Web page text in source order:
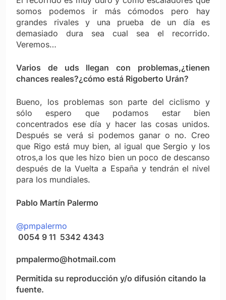
somos podemos ir más cómodos pero hay
grandes rivales y una prueba de un día es
demasiado dura sea cual sea el recorrido.
Veremos…
Varios de uds llegan con problemas,¿tienen
chances reales?¿cómo está Rigoberto Urán?
Bueno, los problemas son parte del ciclismo y
sólo espero que podamos estar bien
concentrados ese día y hacer las cosas unidos.
Después se verá si podemos ganar o no. Creo
que Rigo está muy bien, al igual que Sergio y los
otros,a los que les hizo bien un poco de descanso
después de la Vuelta a España y tendrán el nivel
para los mundiales.
Pablo Martín Palermo
@pmpalermo
0054 9 11 5342 4343
pmpalermo@hotmail.com
Permitida su reproducción y/o difusión citando la
fuente.